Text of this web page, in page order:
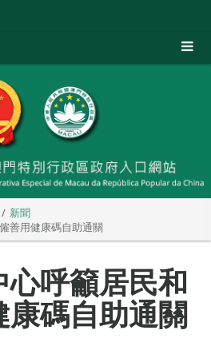
新聞
善用健康碼自助通關
呼籲居民和
碼自助通關